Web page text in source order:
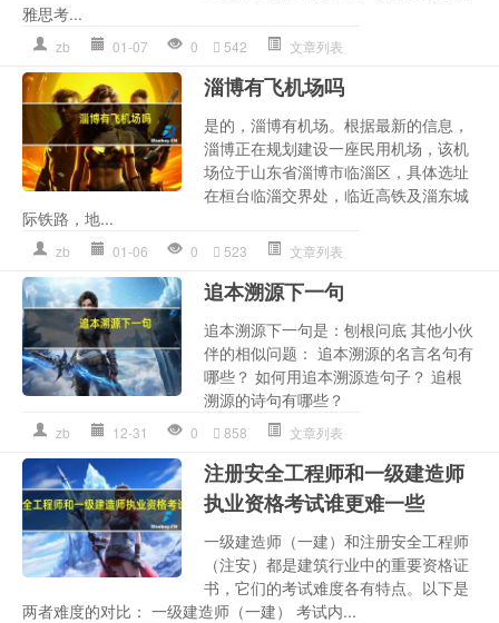
雅思考...
zb 01-07 0 542 文章列表
淄博有飞机场吗
是的，淄博有机场。根据最新的信息，
淄博正在规划建设一座民用机场，该机
场位于山东省淄博市临淄区，具体选址
在桓台临淄交界处，临近高铁及淄东城
际铁路，地...
zb 01-06 0 523 文章列表
追本溯源下一句
追本溯源下一句是：刨根问底 其他小伙
伴的相似问题： 追本溯源的名言名句有
哪些？ 如何用追本溯源造句子？ 追根
溯源的诗句有哪些？
zb 12-31 0 858 文章列表
注册安全工程师和一级建造师
执业资格考试谁更难一些
一级建造师（一建）和注册安全工程师
（注安）都是建筑行业中的重要资格证
书，它们的考试难度各有特点。以下是
两者难度的对比： 一级建造师（一建） 考试内...